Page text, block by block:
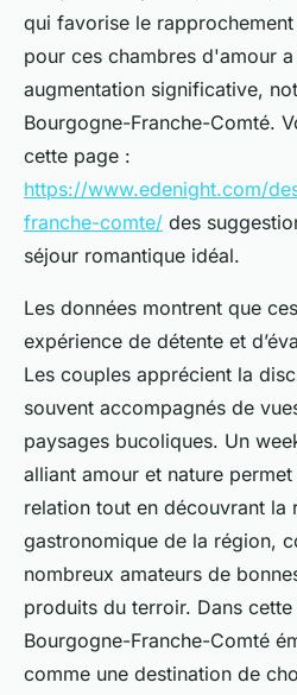
qui favorise le
pour ces chambres d'amour
augmentation significative,
Bourgogne-Franche-Comté.
cette page :
https://www.edenight.com/
franche-comte/ des
séjour romantique idéal.
Les données montrent que
expérience de détente et
Les couples apprécient la
souvent accompagnés de
paysages bucoliques. Un
alliant amour et nature
relation tout en découvrant la
gastronomique de la région,
nombreux amateurs de
produits du terroir. Dans
Bourgogne-Franche-Comté
comme une destination de